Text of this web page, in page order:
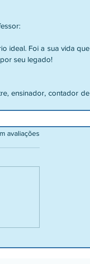
ideal. Foi a sua vida que
seu legado!
ensinador, contador de
avaliações